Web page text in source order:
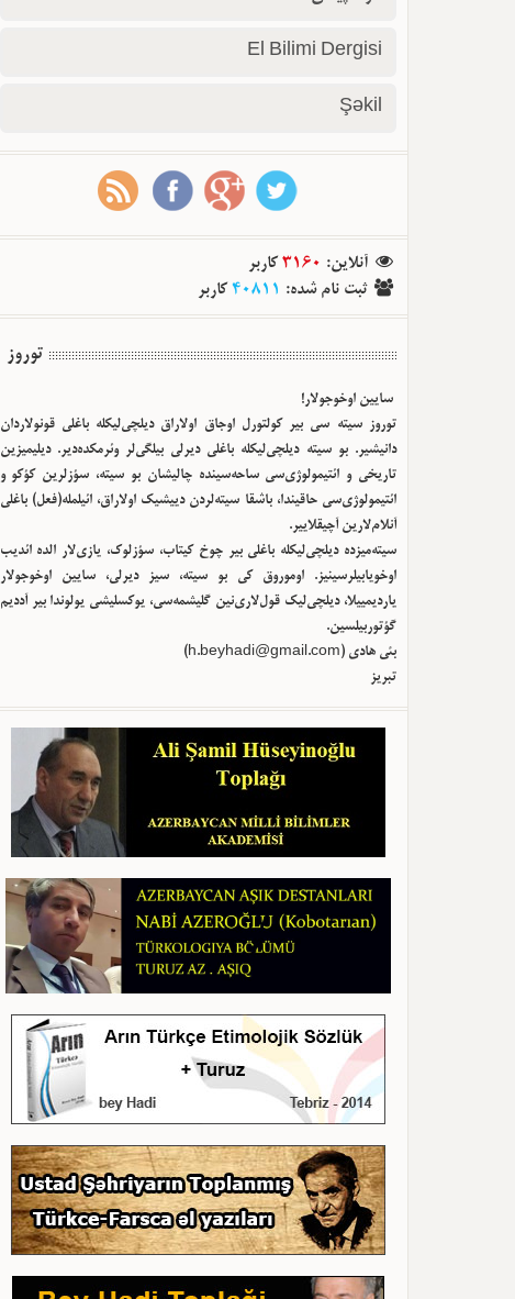
El Bilimi Dergisi
Şəkil
آنلاین:
3160 کاربر
ثبت نام شده:
40811 کاربر
توروز
سایین اوخوجولار!
توروز سیته سی بیر کولتورل اوجاق اولا‌راق دیلچی‌لیکله باغلی قونولاردان
دانیشیر. بو سیته دیلچی‌لیکله باغلی دیرلی بیلگی‌لر وئرمکده‌دیر. دیلیمیزین
تاریخی و ائتیمولوژی‌سی ساحه‌سینده چالیشان بو سیته، سؤزلرین کؤکو و
ائتیمولوژی‌سی حاقیندا، باشقا سیته‌لردن دییشیک اولا‌راق، ائیلمله(فعل) باغلی
آنلام‌لارین آچیقلاییر.
سیته‌میزده دیلچی‌لیکله باغلی بیر چوخ کیتاب، سؤزلوک، یازی‌لار الده ائدیب
اوخویابیلرسینیز. اوموروق کی بو سیته، سیز دیرلی، سایین اوخوجولار
یاردیمییلا، دیلچی‌لیک قول‌لاری‌نین گلیشمه‌سی، یوکسلیشی یولوندا بیر آددیم
گؤتوربیلسین.
بئی هادی (h.beyhadi@gmail.com
)
تبریز